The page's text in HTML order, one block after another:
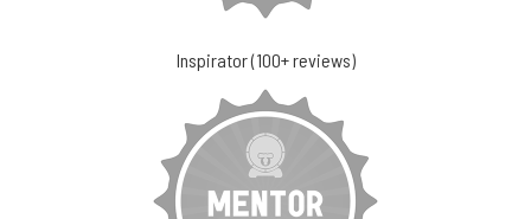
Inspirator (100+ reviews)